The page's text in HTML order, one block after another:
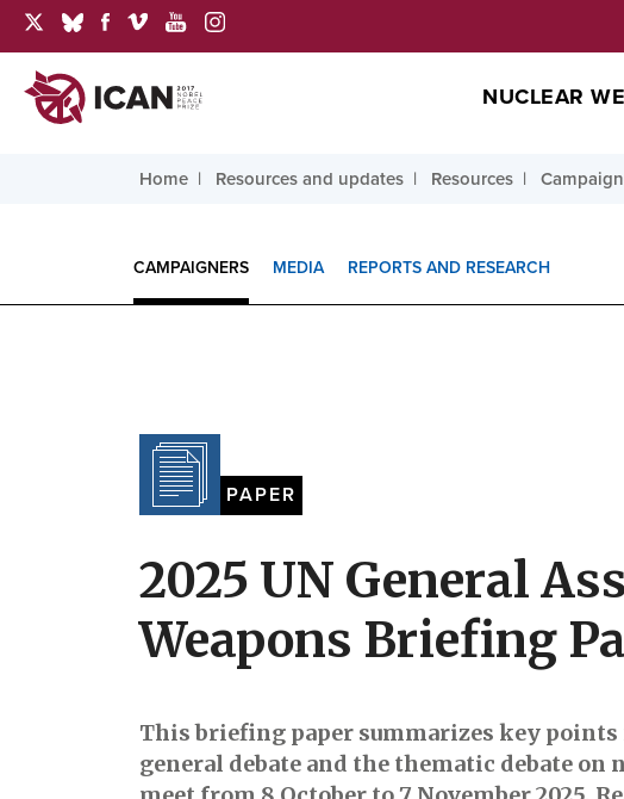
NUCLEAR
Home Resources and updates Resources
CAMPAIGNERS MEDIA REPORTS AND RESEARCH
PAPER
2025 UN General
Weapons Briefing
This briefing paper summarizes key
general debate and the thematic debate